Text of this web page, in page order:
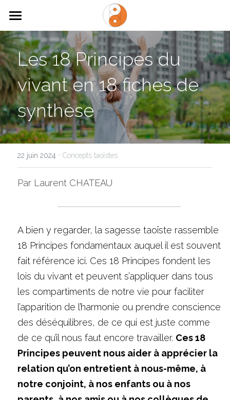
ACCUEIL
NOUS CONTACTER
QUI SOMMES-NOUS
TAOISME ET BIOMIMETISME
OUTILS
CONFERENCES
LIVRES
Rechercher
NOUS CONTACTER
Les 18 Principes du
vivant en 18 fiches de
synthèse
22 juin 2024 · Concepts taoïstes
Par Laurent CHATEAU
A bien y regarder, la sagesse taoïste rassemble
18 Principes fondamentaux auquel il est souvent
fait référence ici. Ces 18 Principes fondent les
lois du vivant et peuvent s’appliquer dans tous
les compartiments de notre vie pour faciliter
l’apparition de l’harmonie ou prendre conscience
des déséquilibres, de ce qui est juste comme
de ce qu’il nous faut encore travailler. Ces 18
Principes peuvent nous aider à apprécier la
relation qu’on entretient à nous-même, à
notre conjoint, à nos enfants ou à nos
LES CATÉGORIES DE LA BOUTIQUE
Toutes les catégories